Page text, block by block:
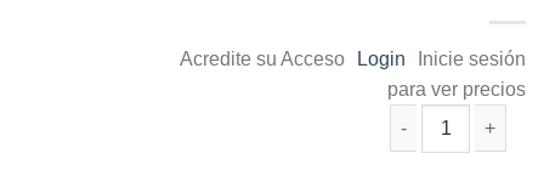
Acredite su Acceso Login
Inicie sesión
para ver precios